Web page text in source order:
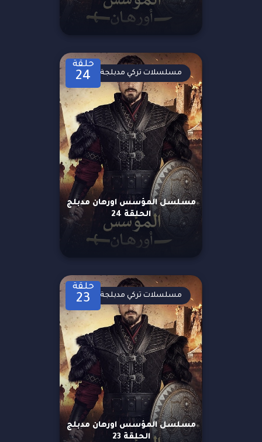
حلقة
24
مسلسل المؤسس اورهان مدبلج
الحلقة 24
مسلسلات تركي مدبلجة
حلقة
23
مسلسل المؤسس اورهان مدبلج
الحلقة 23
مسلسلات تركي مدبلجة